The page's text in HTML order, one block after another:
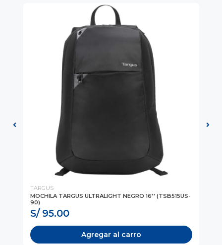
TARGUS
MOCHILA TARGUS ULTRALIGHT NEGRO 16'' (TSB515US-
90)
S/ 95.00
Agregar al carro